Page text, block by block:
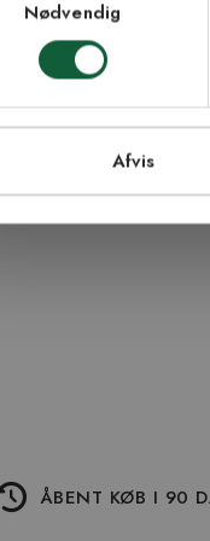
Nødvendig
Afvis
ÅBENT KØB I 90